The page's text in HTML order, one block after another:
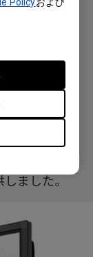
多機能ツ
ホイールに
ばやく移
ンターフ
ティブ・
いるもう
、自社製
しました。